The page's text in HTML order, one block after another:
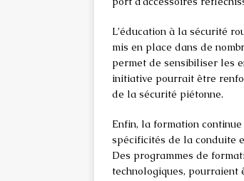
L’éducation à la sécurité
mis en place dans de
permet de sensibiliser les
initiative pourrait être
de la sécurité piétonne.
Enfin, la formation
spécificités de la conduite
Des programmes de
technologiques, pourraient